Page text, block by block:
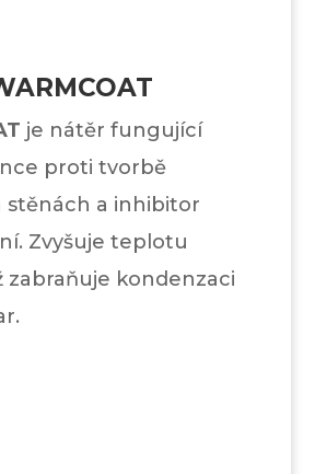
je nátěr fungující
proti tvorbě
stěnách a inhibitor
Zvyšuje teplotu
zabraňuje kondenzaci